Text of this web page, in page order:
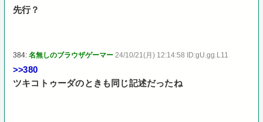
先行？
384:名無しのブラウザゲーマー 24/10/21(月) 12:14:58 ID:gU.gg.L11
>>380
ツキコトゥーダのときも同じ記述だったね